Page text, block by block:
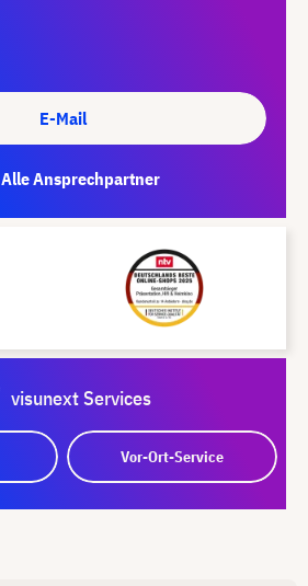
E-Mail
Alle Ansprechpartner
visunext Services
Vor-Ort-Service